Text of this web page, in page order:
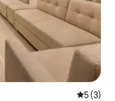
5 (3)